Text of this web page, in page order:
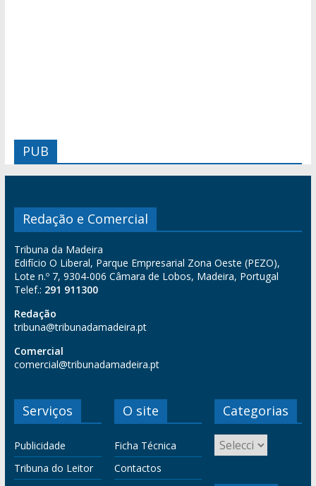
PUB
Redação e Comercial
Tribuna da Madeira
Edifício O Liberal, Parque Empresarial Zona Oeste (PEZO),
Lote n.º 7, 9304-006 Câmara de Lobos, Madeira, Portugal
Telef.: 291 911300
Redação
tribuna@tribunadamadeira.pt
Comercial
comercial@tribunadamadeira.pt
Serviços
Publicidade
Tribuna do Leitor
O site
Ficha Técnica
Contactos
Categorias